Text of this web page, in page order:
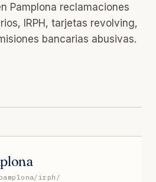
Pamplona reclamaciones
IRPH, tarjetas revolving,
bancarias abusivas.
irph/